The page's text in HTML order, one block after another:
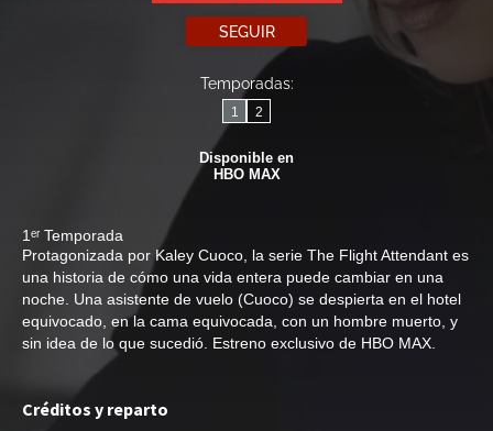
SEGUIR
Temporadas:
1 2
Disponible en
HBO MAX
1ᵉʳ Temporada
Protagonizada por Kaley Cuoco, la serie The Flight Attendant es
una historia de cómo una vida entera puede cambiar en una
noche. Una asistente de vuelo (Cuoco) se despierta en el hotel
equivocado, en la cama equivocada, con un hombre muerto, y
sin idea de lo que sucedió. Estreno exclusivo de HBO MAX.
Créditos y reparto